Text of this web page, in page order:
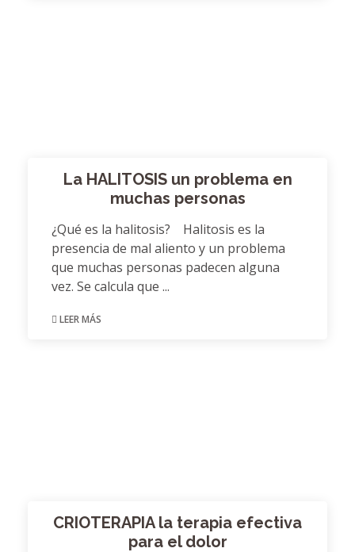
La HALITOSIS un problema en
muchas personas
¿Qué es la halitosis? Halitosis es la
presencia de mal aliento y un problema
que muchas personas padecen alguna
vez. Se calcula que ...
LEER MÁS
CRIOTERAPIA la terapia efectiva
para el dolor